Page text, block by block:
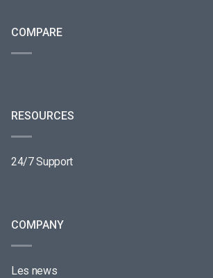
COMPARE
RESOURCES
24/7 Support
COMPANY
Les news